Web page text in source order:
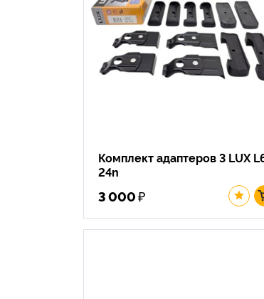
Комплект адаптеров 3 LUX
24n
3 000₽